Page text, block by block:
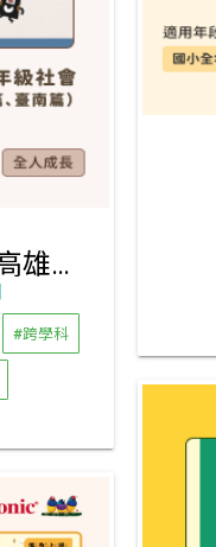
小黑啤的臺灣 View（高雄篇、臺南篇）
#跨學科